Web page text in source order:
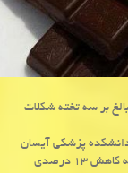
بر سه تخته شكلات
پزشكی آیسان
آمریكا دریافته اند خوردن سه تخته شكلات در ماه منجر به كاهش ۱۳ درصدی